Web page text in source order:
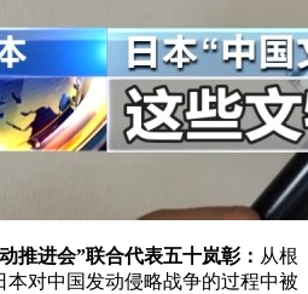
推进会”联合代表五十岚彰： 从根
对中国发动侵略战争的过程中被